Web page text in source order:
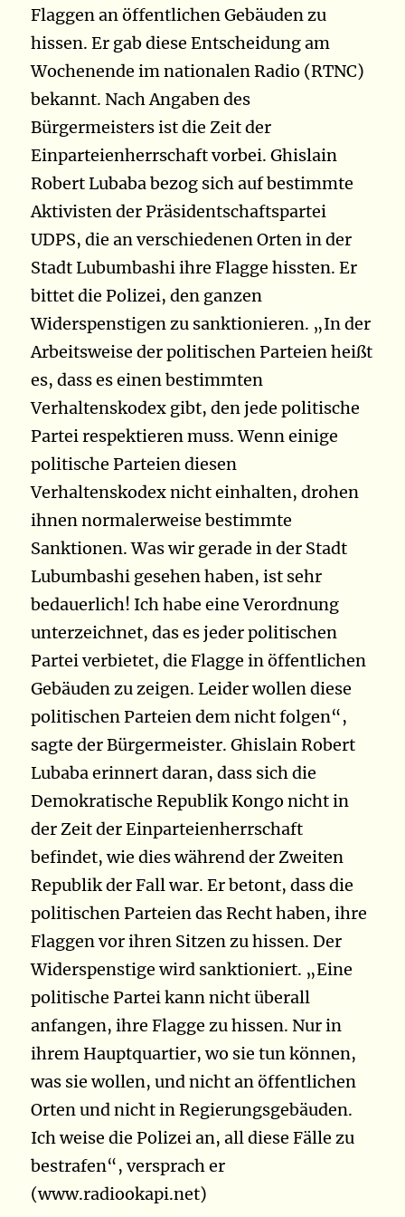
Flaggen an öffentlichen Gebäuden zu
hissen. Er gab diese Entscheidung am
Wochenende im nationalen Radio (RTNC)
bekannt. Nach Angaben des
Bürgermeisters ist die Zeit der
Einparteienherrschaft vorbei. Ghislain
Robert Lubaba bezog sich auf bestimmte
Aktivisten der Präsidentschaftspartei
UDPS, die an verschiedenen Orten in der
Stadt Lubumbashi ihre Flagge hissten. Er
bittet die Polizei, den ganzen
Widerspenstigen zu sanktionieren. „In der
Arbeitsweise der politischen Parteien heißt
es, dass es einen bestimmten
Verhaltenskodex gibt, den jede politische
Partei respektieren muss. Wenn einige
politische Parteien diesen
Verhaltenskodex nicht einhalten, drohen
ihnen normalerweise bestimmte
Sanktionen. Was wir gerade in der Stadt
Lubumbashi gesehen haben, ist sehr
bedauerlich! Ich habe eine Verordnung
unterzeichnet, das es jeder politischen
Partei verbietet, die Flagge in öffentlichen
Gebäuden zu zeigen. Leider wollen diese
politischen Parteien dem nicht folgen“,
sagte der Bürgermeister.Ghislain Robert
Lubaba erinnert daran, dass sich die
Demokratische Republik Kongo nicht in
der Zeit der Einparteienherrschaft
befindet, wie dies während der Zweiten
Republik der Fall war. Er betont, dass die
politischen Parteien das Recht haben, ihre
Flaggen vor ihren Sitzen zu hissen. Der
Widerspenstige wird sanktioniert. „Eine
politische Partei kann nicht überall
anfangen, ihre Flagge zu hissen. Nur in
ihrem Hauptquartier, wo sie tun können,
was sie wollen, und nicht an öffentlichen
Orten und nicht in Regierungsgebäuden.
Ich weise die Polizei an, all diese Fälle zu
bestrafen“, versprach er
(www.radiookapi.net)